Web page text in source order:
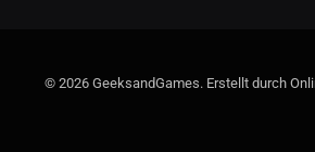
© 2026 GeeksandGames. Erstellt durch